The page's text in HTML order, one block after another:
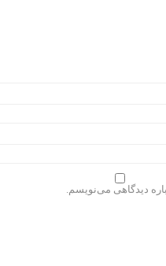
دیدگاهی می‌نویسم.